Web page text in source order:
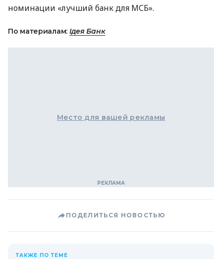
номинации «лучший банк для МСБ».
По материалам: Ідея Банк
Место для вашей рекламы
ПОДЕЛИТЬСЯ НОВОСТЬЮ
ТАКЖЕ ПО ТЕМЕ